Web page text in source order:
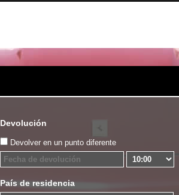
Devolución
Devolver en un punto diferente
País de residencia